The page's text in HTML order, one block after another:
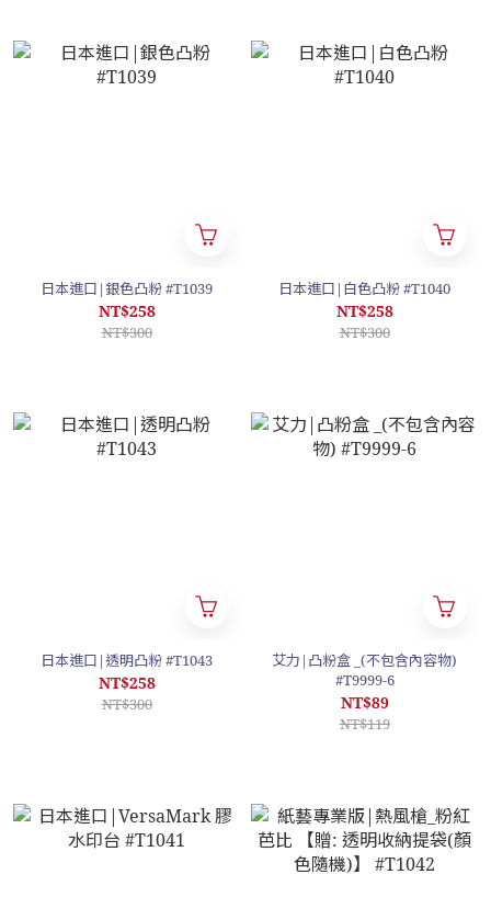
日本進口|銀色凸粉 #T1039
NT$258
NT$300
日本進口|白色凸粉 #T1040
NT$258
NT$300
日本進口|透明凸粉 #T1043
NT$258
NT$300
艾力|凸粉盒 _(不包含內容物)
#T9999-6
NT$89
NT$119